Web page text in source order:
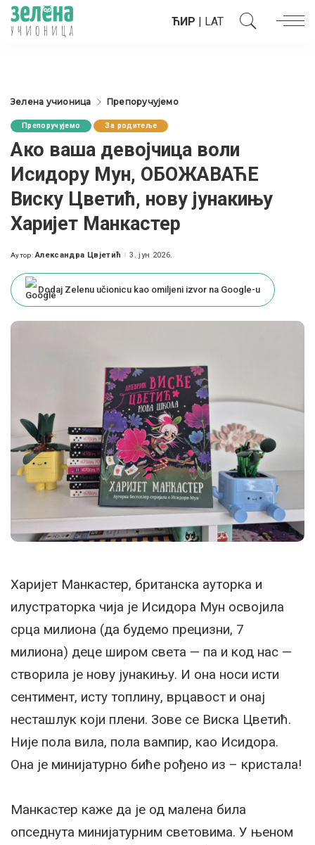
ЋИР | LAT
Зелена учионица Препоручујемо
Препоручујемо За родитеље
Ако ваша девојчица воли
Исидору Мун, ОБОЖАВАЋЕ
Виску Цветић, нову јунакињу
Харијет Манкастер
Posted
Аутор: Александра Цвјетић 3. јун 2026.
Dodaj Zelenu učionicu kao omiljeni izvor na Google-u
Харијет Манкастер, британска ауторка и
илустраторка чија је Исидора Мун освојила
срца милиона (да будемо прецизни, 7
милиона) деце широм света — па и код нас —
створила је нову јунакињу. И она носи исти
сентимент, исту топлину, врцавост и онај
несташлук који плени. Зове се Виска Цветић.
Није пола вила, пола вампир, као Исидора.
Она је минијатурно биће рођено из – кристала!
Манкастер каже да је од малена била
опседнута минијатурним световима. У њеном